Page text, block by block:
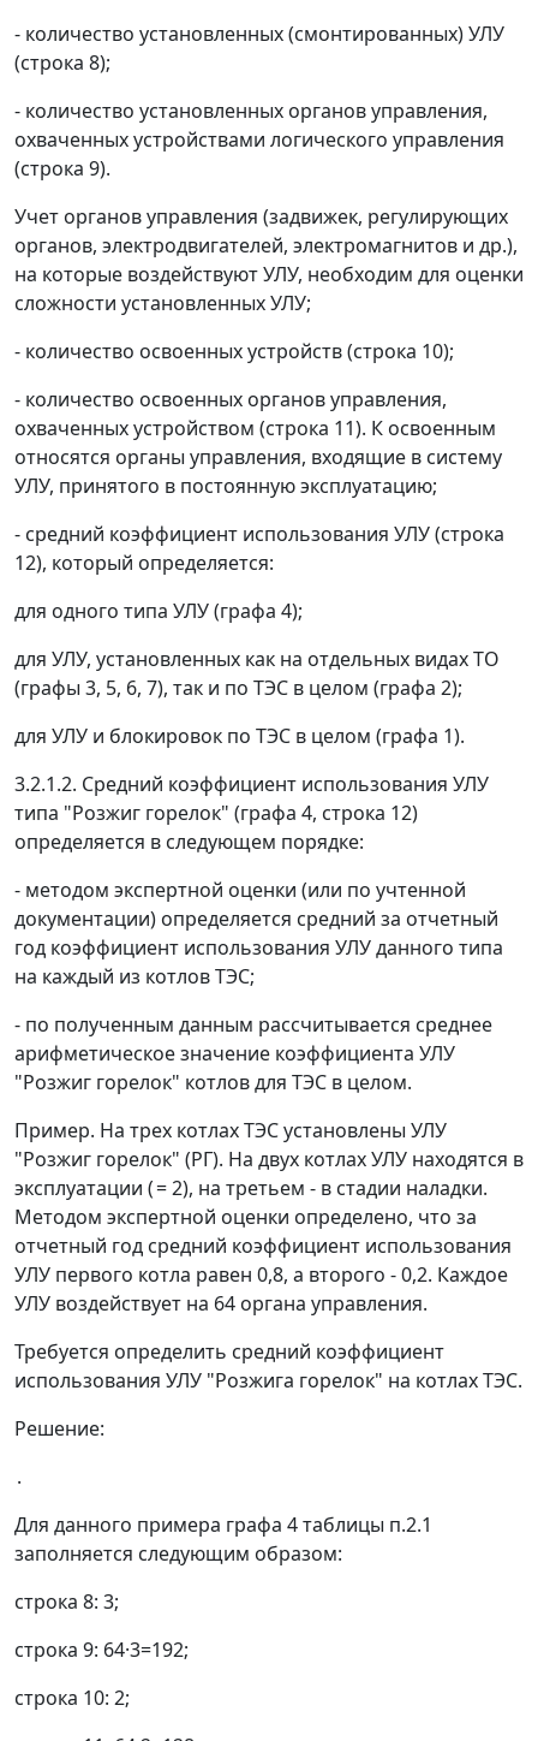
- количество установленных (смонтированных) УЛУ
(строка 8);
- количество установленных органов управления,
охваченных устройствами логического управления
(строка 9).
Учет органов управления (задвижек, регулирующих
органов, электродвигателей, электромагнитов и др.),
на которые воздействуют УЛУ, необходим для оценки
сложности установленных УЛУ;
- количество освоенных устройств (строка 10);
- количество освоенных органов управления,
охваченных устройством (строка 11). К освоенным
относятся органы управления, входящие в систему
УЛУ, принятого в постоянную эксплуатацию;
- средний коэффициент использования УЛУ (строка
12), который определяется:
для одного типа УЛУ (графа 4);
для УЛУ, установленных как на отдельных видах ТО
(графы 3, 5, 6, 7), так и по ТЭС в целом (графа 2);
для УЛУ и блокировок по ТЭС в целом (графа 1).
3.2.1.2. Средний коэффициент использования УЛУ
типа "Розжиг горелок" (графа 4, строка 12)
определяется в следующем порядке:
- методом экспертной оценки (или по учтенной
документации) определяется средний за отчетный
год коэффициент использования УЛУ данного типа
на каждый из котлов ТЭС;
- по полученным данным рассчитывается среднее
арифметическое значение коэффициента УЛУ
"Розжиг горелок" котлов для ТЭС в целом.
Пример. На трех котлах ТЭС установлены УЛУ
"Розжиг горелок" (РГ). На двух котлах УЛУ находятся в
эксплуатации (= 2), на третьем - в стадии наладки.
Методом экспертной оценки определено, что за
отчетный год средний коэффициент использования
УЛУ первого котла равен 0,8, а второго - 0,2. Каждое
УЛУ воздействует на 64 органа управления.
Требуется определить средний коэффициент
использования УЛУ "Розжига горелок" на котлах ТЭС.
Решение:
.
Для данного примера графа 4 таблицы п.2.1
заполняется следующим образом:
строка 8: 3;
строка 9: 64·3=192;
строка 10: 2;